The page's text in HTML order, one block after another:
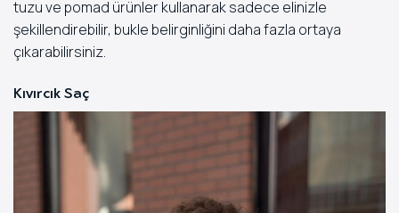
tuzu ve pomad ürünler kullanarak sadece elinizle
şekillendirebilir, bukle belirginliğini daha fazla ortaya
çıkarabilirsiniz.
Kıvırcık Saç